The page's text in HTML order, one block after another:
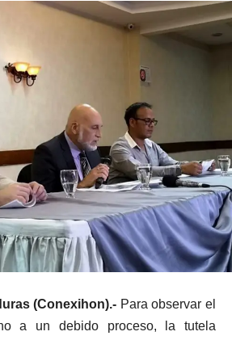
(Conexihon).- Para observar el
a un debido proceso, la tutela